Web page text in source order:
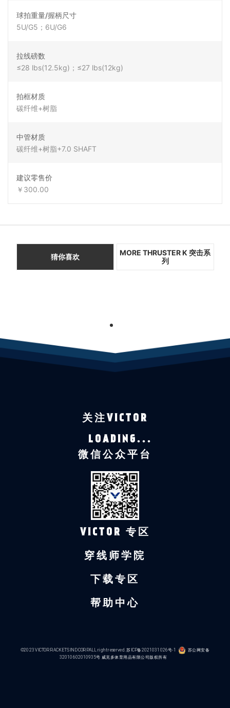
球拍重量/握柄尺寸
5U/G5；6U/G6
拉线磅数
≤28 lbs(12.5kg)；≤27 lbs(12kg)
拍框材质
碳纤维+树脂
中管材质
碳纤维+树脂+7.0 SHAFT
建议零售价
￥300.00
猜你喜欢
MORE THRUSTER K 突击系
列
1
关注VICTOR
LOADING...
微信公众平台
VICTOR 专区
穿线师学院
下载专区
帮助中心
©2023 VICTOR RACKETS IND CORP.ALL right reserved.苏ICP备2021031026号-1 苏公网安备
32010602010935号 威克多体育用品有限公司版权所有